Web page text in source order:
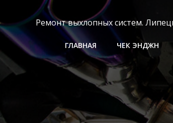
содержимому
Ремонт выхлопных систем.
ГЛАВНАЯ ЧЕК ЭНДЖН